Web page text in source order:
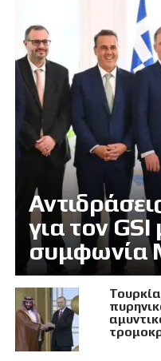
για τον GSI
συμφωνία